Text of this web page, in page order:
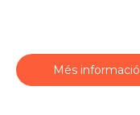
Més informació